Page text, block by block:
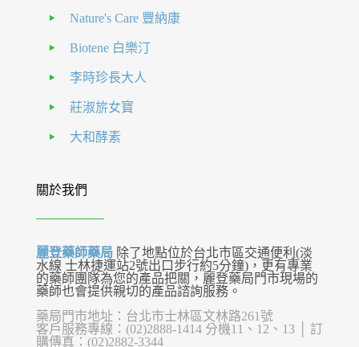
Nature's Care 豐納康
Biotene 白樂汀
李時珍長大人
莊淑旂女寶
大和酵素
關於我們
麗登藥師藥局 除了地點位於台北市區交通便利(淡
水線 士林捷運站2號出口步行約5分鐘)，更有專業
的藥師團隊為您的產品把關，麗登藥局門市現場的
藥師也會提供親切的產品諮詢服務。
藥局門市地址：台北市士林區文林路261號
客戶服務專線：(02)2888-1414 分機11、12、13 │ 訂
購傳真：(02)2882-3344